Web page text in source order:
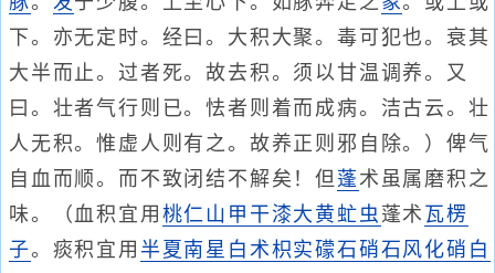
下。亦无定时。经曰。大积大聚。毒可犯也。衰其
大半而止。过者死。故去积。须以甘温调养。又
曰。壮者气行则已。怯者则着而成病。洁古云。壮
人无积。惟虚人则有之。故养正则邪自除。）俾气
自血而顺。而不致闭结不解矣！但 蓬术虽属磨积之
味。（血积宜用 桃仁 山甲 干漆大黄虻虫 蓬术 瓦楞
子。痰积宜用 半夏 南星 白术枳实礞石 硝石 风化硝 白